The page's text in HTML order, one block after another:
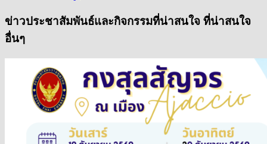
ข่าวประชาสัมพันธ์และกิจกรรมที่น่าสนใจ ที่น่าสนใจ
อื่นๆ